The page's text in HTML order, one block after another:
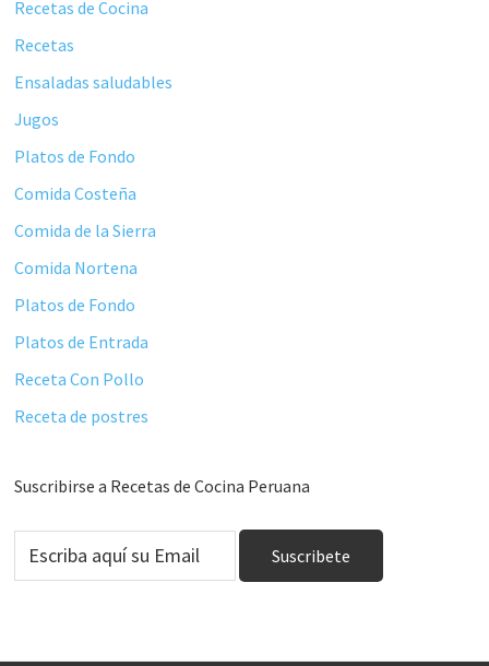
principal
Recetas de Cocina
Recetas
Ensaladas saludables
Jugos
Platos de Fondo
Comida Costeña
Comida de la Sierra
Comida Nortena
Platos de Fondo
Platos de Entrada
Receta Con Pollo
Receta de postres
Suscribirse a Recetas de Cocina Peruana